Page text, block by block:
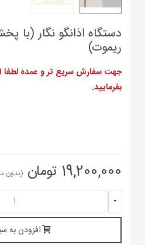
دستگاه اذانگو نگار
ریموت)
جهت سفارش سریع تر و عمده لطفا
بفرمایید.
19,200,000 تومان (بدون
-
افزودن به